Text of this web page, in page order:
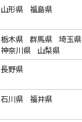
山形県 福島県
栃木県 群馬県 埼玉県
神奈川県 山梨県
長野県
石川県 福井県